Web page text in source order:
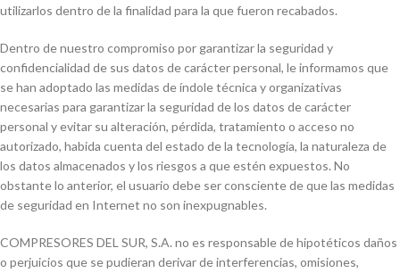
utilizarlos dentro de la finalidad para la que fueron recabados.
Dentro de nuestro compromiso por garantizar la seguridad y
confidencialidad de sus datos de carácter personal, le informamos que
se han adoptado las medidas de índole técnica y organizativas
necesarias para garantizar la seguridad de los datos de carácter
personal y evitar su alteración, pérdida, tratamiento o acceso no
autorizado, habida cuenta del estado de la tecnología, la naturaleza de
los datos almacenados y los riesgos a que estén expuestos. No
obstante lo anterior, el usuario debe ser consciente de que las medidas
de seguridad en Internet no son inexpugnables.
COMPRESORES DEL SUR, S.A. no es responsable de hipotéticos daños
o perjuicios que se pudieran derivar de interferencias, omisiones,